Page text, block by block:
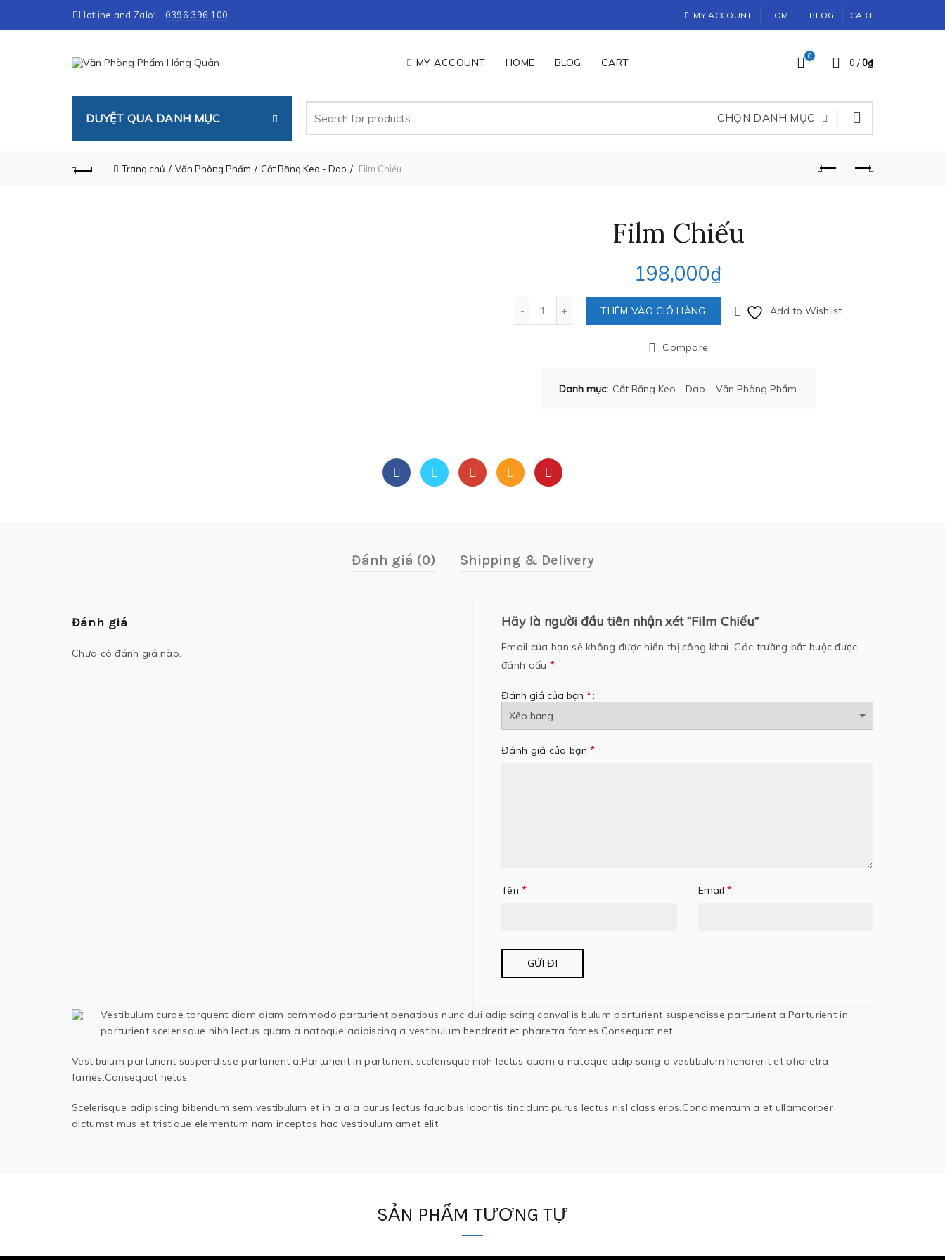
Hotline and Zalo: 0396 396 100 MY ACCOUNT HOME BLOG CART
MY ACCOUNT HOME BLOG CART
0
0 /0₫
DUYỆT QUA DANH MỤC
Tìm
kiếm:
CHỌN DANH MỤC
Trang chủ Văn Phòng Phẩm Cắt Băng Keo - Dao Film Chiếu
Film Chiếu
198,000₫
Số lượng
THÊM VÀO GIỎ HÀNG Add to Wishlist
Compare
Danh mục: Cắt Băng Keo - Dao , Văn Phòng Phẩm
Đánh giá (0) Shipping & Delivery
Đánh giá
Chưa có đánh giá nào.
Hãy là người đầu tiên nhận xét “Film Chiếu”
Email của bạn sẽ không được hiển thị công khai. Các trường bắt buộc được
đánh dấu *
Đánh giá của bạn *
Đánh giá của bạn*
Tên* Email*
Vestibulum curae torquent diam diam commodo parturient penatibus nunc dui adipiscing convallis bulum parturient suspendisse parturient a.Parturient in
parturient scelerisque nibh lectus quam a natoque adipiscing a vestibulum hendrerit et pharetra fames.Consequat net
Vestibulum parturient suspendisse parturient a.Parturient in parturient scelerisque nibh lectus quam a natoque adipiscing a vestibulum hendrerit et pharetra
fames.Consequat netus.
Scelerisque adipiscing bibendum sem vestibulum et in a a a purus lectus faucibus lobortis tincidunt purus lectus nisl class eros.Condimentum a et ullamcorper
dictumst mus et tristique elementum nam inceptos hac vestibulum amet elit
SẢN PHẨM TƯƠNG TỰ